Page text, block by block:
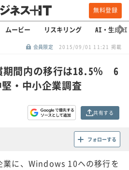
無料登録
ムービー リスキリング AI・生成AI
会員限定 2015/09/01 11:21 掲載
期間内の移行は18.5％ 6
・中小企業調査
共有する
フォローする
業に、Windows 10ヘの移行を